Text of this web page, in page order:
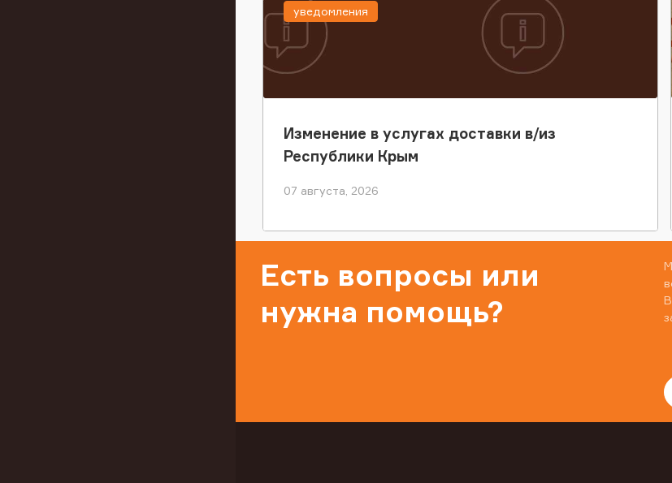
Изменение в услугах доставки в/из
Республики Крым
07 августа, 2026
уведомления
Есть вопросы или
нужна помощь?